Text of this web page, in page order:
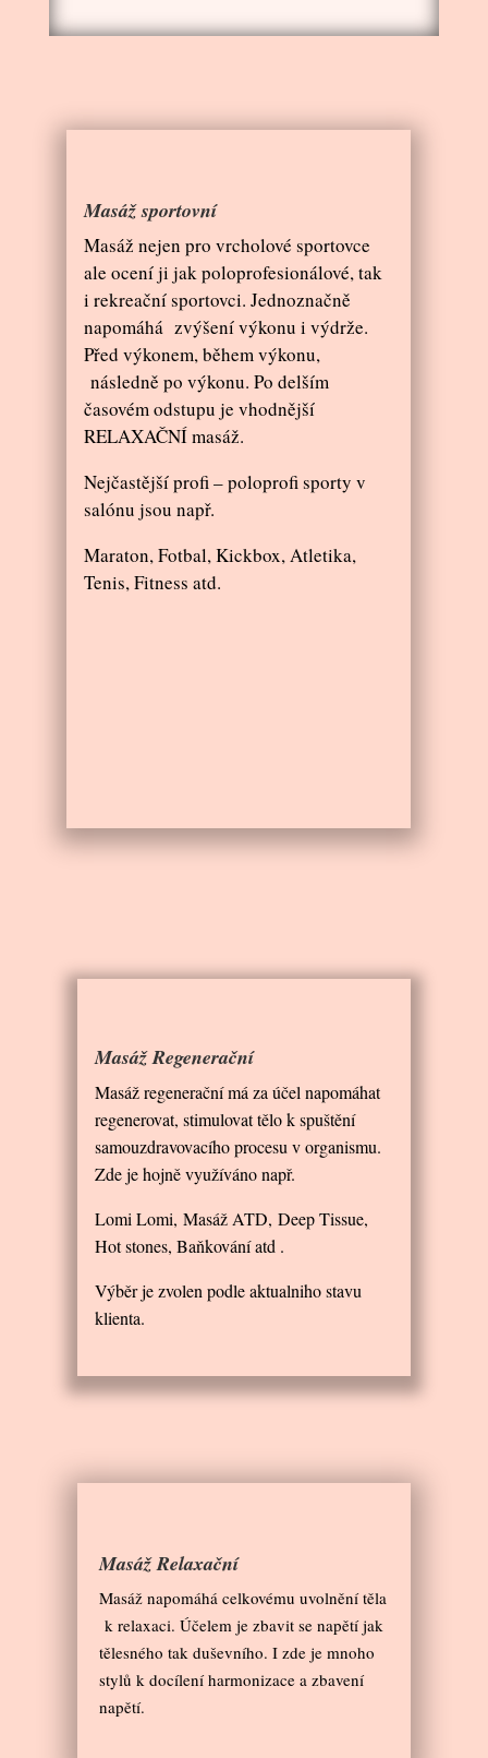
Masáž sportovní
Masáž nejen pro vrcholové sportovce
ale ocení ji jak poloprofesionálové, tak
i rekreační sportovci. Jednoznačně
napomáhá zvýšení výkonu i výdrže.
Před výkonem, během výkonu,
následně po výkonu. Po delším
časovém odstupu je vhodnější
RELAXAČNÍ masáž.
Nejčastější profi – poloprofi sporty v
salónu jsou např.
Maraton, Fotbal, Kickbox, Atletika,
Tenis, Fitness atd.
Masáž Regenerační
Masáž regenerační má za účel napomáhat
regenerovat, stimulovat tělo k spuštění
samouzdravovacího procesu v organismu.
Zde je hojně využíváno např.
Lomi Lomi, Masáž ATD, Deep Tissue,
Hot stones, Baňkování atd .
Výběr je zvolen podle aktualniho stavu
klienta.
Masáž Relaxační
Masáž napomáhá celkovému uvolnění těla
k relaxaci. Účelem je zbavit se napětí jak
tělesného tak duševního. I zde je mnoho
stylů k docílení harmonizace a zbavení
napětí.